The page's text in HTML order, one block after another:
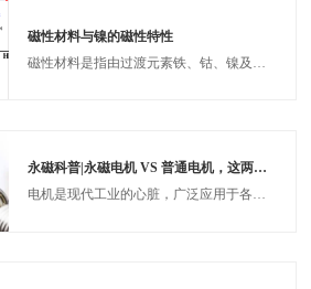
磁性材料与镍的磁性特性
磁性材料是指由过渡元素铁、钴、镍及其合金等能够直接或间接产生磁性的物质。这些物质在外磁场中能够被磁化，并表现出特定的磁性特征。根据物质在外磁场中的表现，可将物质分为：抗磁性、顺磁性、以及铁磁性物质。
永磁科普|永磁电机 VS 普通电机，这两个有何区别？
电机是现代工业的心脏，广泛应用于各个领域。永磁电机和普通电机作为两种主要类型，到底有何区别？今天小编带你一起来了解下：‌